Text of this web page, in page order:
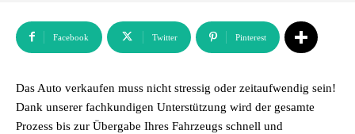
Facebook Twitter Pinterest
Das Auto verkaufen muss nicht stressig oder zeitaufwendig sein!
Dank unserer fachkundigen Unterstützung wird der gesamte
Prozess bis zur Übergabe Ihres Fahrzeugs schnell und